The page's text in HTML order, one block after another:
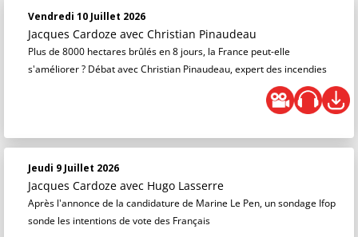
Vendredi 10 Juillet 2026
Jacques Cardoze avec Christian Pinaudeau
Plus de 8000 hectares brûlés en 8 jours, la France peut-elle
s'améliorer ? Débat avec Christian Pinaudeau, expert des incendies
Jeudi 9 Juillet 2026
Jacques Cardoze avec Hugo Lasserre
Après l'annonce de la candidature de Marine Le Pen, un sondage Ifop
sonde les intentions de vote des Français